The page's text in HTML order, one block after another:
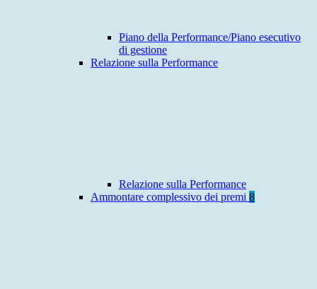
Piano della Performance/Piano esecutivo
di gestione
Relazione sulla Performance
Relazione sulla Performance
Ammontare complessivo dei premi 8